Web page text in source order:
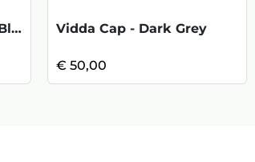
Pack Speed Cap - Acro Black Vidda Cap - Dark Grey
€ 50,00